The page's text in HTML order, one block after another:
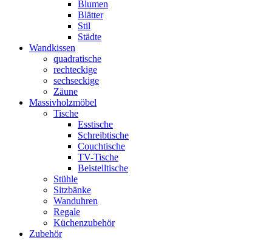
Blumen
Blätter
Stil
Städte
Wandkissen
quadratische
rechteckige
sechseckige
Zäune
Massivholzmöbel
Tische
Esstische
Schreibtische
Couchtische
TV-Tische
Beistelltische
Stühle
Sitzbänke
Wanduhren
Regale
Küchenzubehör
Zubehör